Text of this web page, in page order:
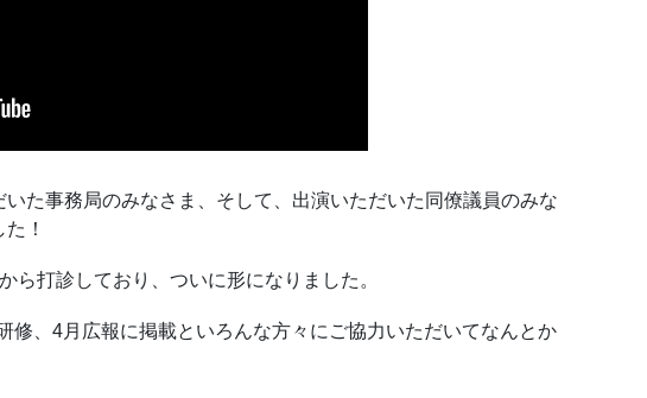
た事務局のみなさま、そして、出演いただいた同僚議員のみな
！
ら打診しており、ついに形になりました。
修、4月広報に掲載といろんな方々にご協力いただいてなんとか